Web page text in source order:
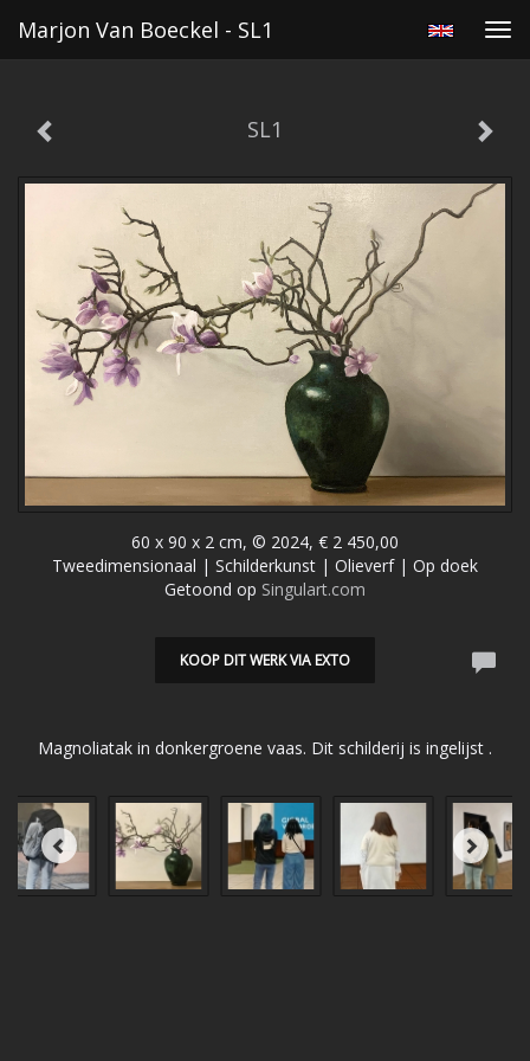
Marjon Van Boeckel - SL1
SL1
60 x 90 x 2 cm, © 2024, € 2 450,00
Tweedimensionaal | Schilderkunst | Olieverf | Op doek
Getoond op Singulart.com
KOOP DIT WERK VIA EXTO
Magnoliatak in donkergroene vaas. Dit schilderij is ingelijst .